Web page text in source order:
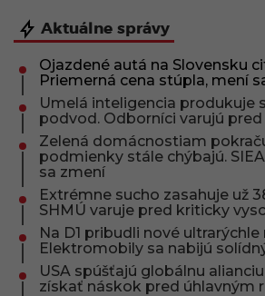
Aktuálne správy
Ojazdené autá na Slovensku
Priemerná cena stúpla, mení
Umelá inteligencia produkuje
podvod. Odborníci varujú
Zelená domácnostiam
podmienky stále chýbajú.
sa zmení
Extrémne sucho zasahuje už
SHMÚ varuje pred kriticky
Na D1 pribudli nové ultrarýchle
Elektromobily sa nabijú
USA spúšťajú globálnu alianciu
získať náskok pred úhlavným